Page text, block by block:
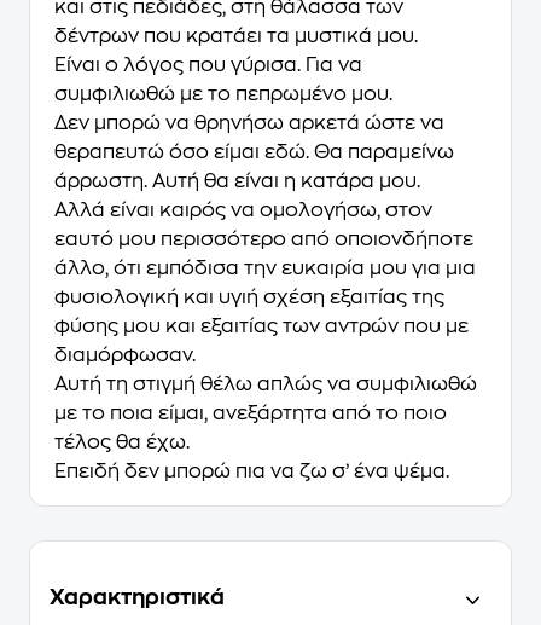
και στις πεδιάδες, στη θάλασσα των
δέντρων που κρατάει τα μυστικά μου.
Είναι ο λόγος που γύρισα. Για να
συμφιλιωθώ με το πεπρωμένο μου.
Δεν μπορώ να θρηνήσω αρκετά ώστε να
θεραπευτώ όσο είμαι εδώ. Θα παραμείνω
άρρωστη. Αυτή θα είναι η κατάρα μου.
Αλλά είναι καιρός να ομολογήσω, στον
εαυτό μου περισσότερο από οποιονδήποτε
άλλο, ότι εμπόδισα την ευκαιρία μου για μια
φυσιολογική και υγιή σχέση εξαιτίας της
φύσης μου και εξαιτίας των αντρών που με
διαμόρφωσαν.
Αυτή τη στιγμή θέλω απλώς να συμφιλιωθώ
με το ποια είμαι, ανεξάρτητα από το ποιο
τέλος θα έχω.
Επειδή δεν μπορώ πια να ζω σ’ ένα ψέμα.
Χαρακτηριστικά